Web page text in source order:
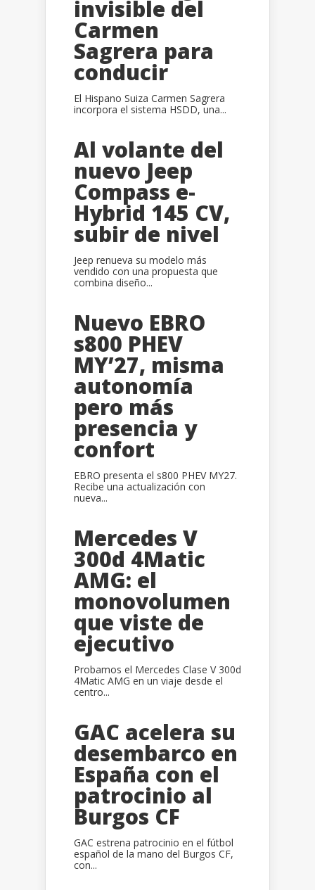
invisible del
Carmen
Sagrera para
conducir
El Hispano Suiza Carmen Sagrera
incorpora el sistema HSDD, una...
Al volante del
nuevo Jeep
Compass e-
Hybrid 145 CV,
subir de nivel
Jeep renueva su modelo más
vendido con una propuesta que
combina diseño...
Nuevo EBRO
s800 PHEV
MY’27, misma
autonomía
pero más
presencia y
confort
EBRO presenta el s800 PHEV MY27.
Recibe una actualización con
nueva...
Mercedes V
300d 4Matic
AMG: el
monovolumen
que viste de
ejecutivo
Probamos el Mercedes Clase V 300d
4Matic AMG en un viaje desde el
centro...
GAC acelera su
desembarco en
España con el
patrocinio al
Burgos CF
GAC estrena patrocinio en el fútbol
español de la mano del Burgos CF,
con...